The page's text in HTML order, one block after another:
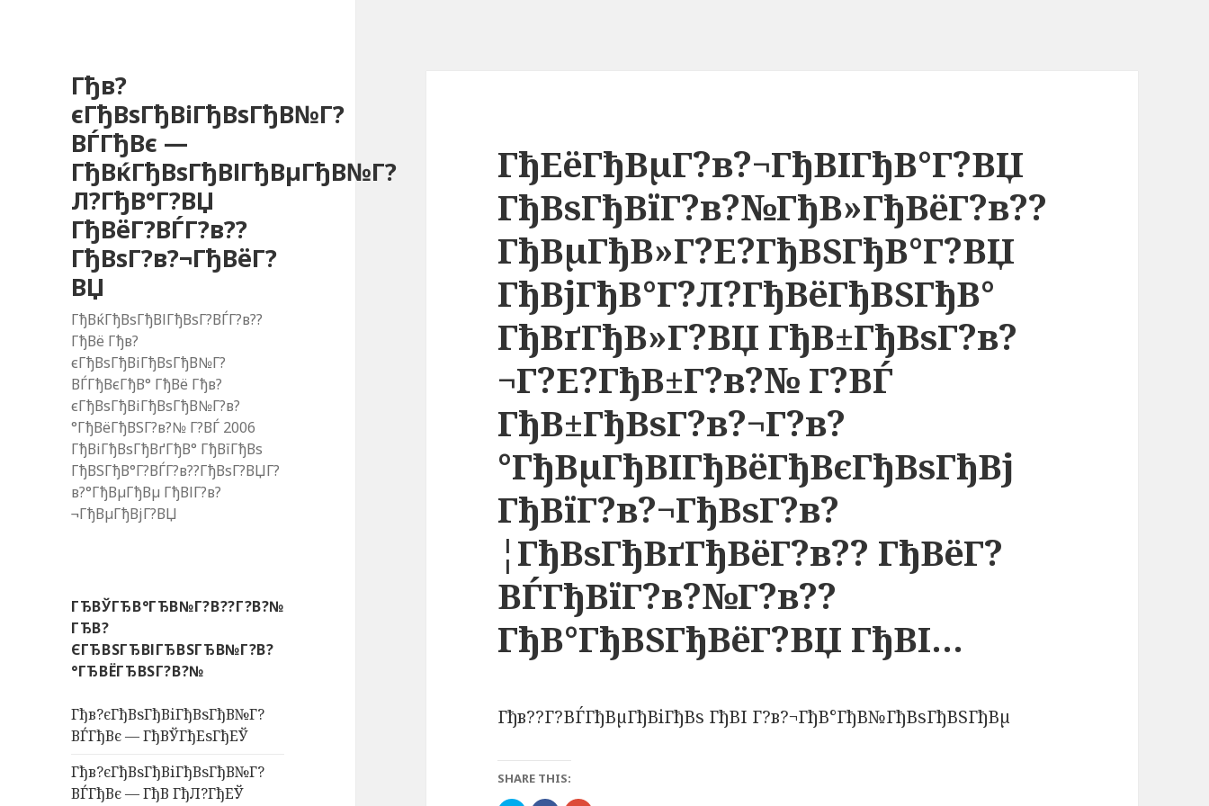
Гђв?
єГђВѕГђВіГђВѕГђВ№Г?
ВЃГђВє —
ГђВќГђВѕГђВІГђВµГђВ№Г?
Л?ГђВ°Г?ВЏ
ГђВёГ?ВЃГ?в??
ГђВѕГ?в?¬ГђВёГ?
ВЏ
ГђВќГђВѕГђВІГђВѕГ?ВЃГ?в??
ГђВё Гђв?
єГђВѕГђВіГђВѕГђВ№Г?
ВЃГђВєГђВ° ГђВё Гђв?
єГђВѕГђВіГђВѕГђВ№Г?в?
°ГђВёГђВЅГ?в?№ Г?ВЃ 2006
ГђВіГђВѕГђВґГђВ° ГђВїГђВѕ
ГђВЅГђВ°Г?ВЃГ?в??ГђВѕГ?ВЏГ?
в?°ГђВµГђВµ ГђВІГ?в?
¬ГђВµГђВјГ?ВЏ
ГЂВЎГЂВ°ГЂВ№Г?В??Г?В?№
ГЂВ?
ЄГЂВЅГЂВІГЂВЅГЂВ№Г?В?
°ГЂВЁГЂВЅГ?В?№
Гђв?єГђВѕГђВіГђВѕГђВ№Г?
ВЃГђВє — ГђВЎГђЕѕГђЕЎ
Гђв?єГђВѕГђВіГђВѕГђВ№Г?
ВЃГђВє — ГђВ ГђЛ?ГђЕЎ
ГђЕёГђВµГ?в?¬ГђВІГђВ°Г?ВЏ
ГђВѕГђВїГ?в?№ГђВ»ГђВёГ?в??
ГђВµГђВ»Г?Е?ГђВЅГђВ°Г?ВЏ
ГђВјГђВ°Г?Л?ГђВёГђВЅГђВ°
ГђВґГђВ»Г?ВЏ ГђВ±ГђВѕГ?в?
¬Г?Е?ГђВ±Г?в?№ Г?ВЃ
ГђВ±ГђВѕГ?в?¬Г?в?
°ГђВµГђВІГђВёГђВєГђВѕГђВј
ГђВїГ?в?¬ГђВѕГ?в?
¦ГђВѕГђВґГђВёГ?в?? ГђВёГ?
ВЃГђВїГ?в?№Г?в??
ГђВ°ГђВЅГђВёГ?ВЏ ГђВІ…
Гђв??Г?ВЃГђВµГђВіГђВѕ ГђВІ Г?в?¬ГђВ°ГђВ№ГђВѕГђВЅГђВµ
SHARE THIS: